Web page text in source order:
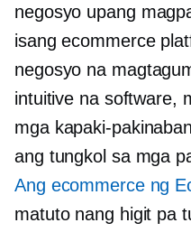
negosyo upang
isang ecommerce
negosyo na
intuitive na software,
mga kapaki-
ang tungkol sa mga
Ang ecommerce ng
matuto nang higit pa